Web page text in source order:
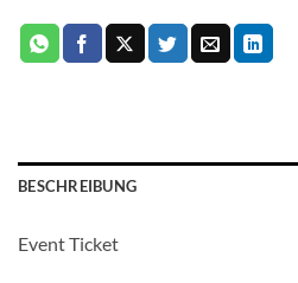
BESCHREIBUNG
Event Ticket